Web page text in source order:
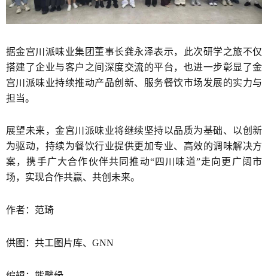
据金宫川派味业集团董事长龚永泽表示，此次研学之旅不仅
搭建了企业与客户之间深度交流的平台，也进一步彰显了金
宫川派味业持续推动产品创新、服务餐饮市场发展的实力与
担当。
展望未来，金宫川派味业将继续坚持以品质为基础、以创新
为驱动，持续为餐饮行业提供更加专业、高效的调味解决方
案，携手广大合作伙伴共同推动“四川味道”走向更广阔市
场，实现合作共赢、共创未来。
作者：范琦
供图：共工图片库、GNN